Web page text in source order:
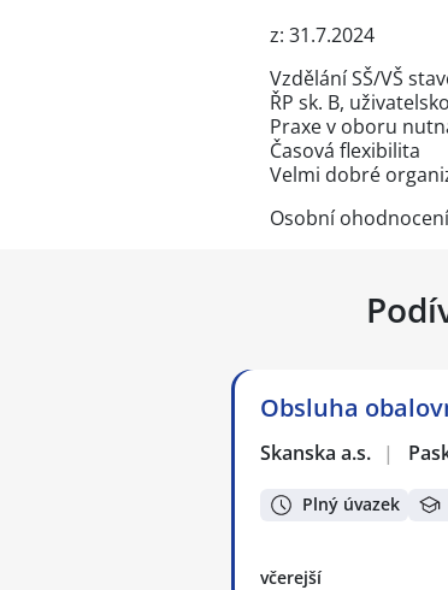
z: 31.7.2024
Vzdělání SŠ/VŠ
ŘP sk. B,
Praxe v oboru
Časová flexibilita
Velmi dobré
Osobní
Obsluha
Skanska a.s. |
Plný úvazek
včerejší